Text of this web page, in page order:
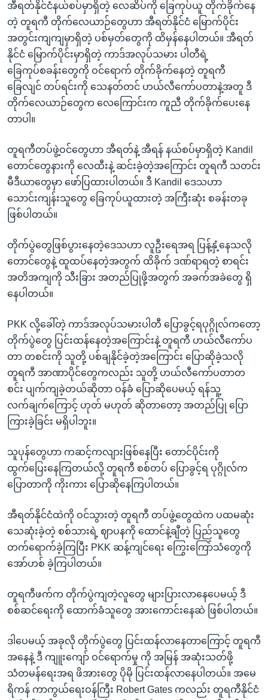
ရှာဖွေ
နေရာ
သို့
ကျော်
ဘာသာစကားများ
အီရတ်နိုင်ငံနယ်စပ်မှာရှိတဲ့ လေဆိပ်ကို ခြေကုပ်ယူ တိုက်ခိုက်နေ
တဲ့ တူရကီ တိုက်လေယာဉ်တွေဟာ အီရတ်နိုင်ငံ မြောက်ပိုင်း
အတွင်းကျကျမှာရှိတဲ့ ပစ်မှတ်တွေကို ထိမှန်နေပါတယ်။ အီရတ်
နိုင်ငံ မြောက်ပိုင်းမှာရှိတဲ့ ကာဒ်အလုပ်သမား ပါတီရဲ့
ခြေကုပ်စခန်းတွေကို ဝင်ရောက် တိုက်ခိုက်နေတဲ့ တူရကီ
ခြေလျင် တပ်ရင်းကို သေနတ်တင် ဟယ်လီကော်ပတာနဲ့အတူ ဒီ
တိုက်လေယာဉ်တွေက လေကြောင်းက ကူညီ တိုက်ခိုက်ပေးနေ
တာပါ။
တူရကီတပ်ဖွဲ့ဝင်တွေဟာ အီရတ်နဲ့ အီရန် နယ်စပ်မှာရှိတဲ့ Kandil
တောင်တွေနားကို လေထီးနဲ့ ဆင်းခဲ့တဲ့အကြောင်း တူရကီ သတင်း
မီဒီယာတွေမှာ ဖော်ပြထားပါတယ်။ ဒီ Kandil ဒေသဟာ
သောင်းကျန်းသူတွေ ခြေကုပ်ယူထားတဲ့ အကြီးဆုံး စခန်းတခု
ဖြစ်ပါတယ်။
တိုက်ပွဲတွေဖြစ်ပွားနေတဲ့ဒေသဟာ လူဦးရေအရ ပြန့်နှံ့နေသလို
တောင်တွေနဲ့ ထူထပ်နေတဲ့အတွက် ထိခိုက် ဒဏ်ရာရတဲ့ စာရင်း
အတိအကျကို သီးခြား အတည်ပြုဖို့အတွက် အခက်အခဲတွေ ရှိ
နေပါတယ်။
PKK လို့ခေါ်တဲ့ ကာဒ်အလုပ်သမားပါတီ ပြောခွင့်ရပုဂ္ဂိုလ်ကတော့
တိုက်ပွဲတွေ ပြင်းထန်နေတဲ့အကြောင်းနဲ့ တူရကီ ဟယ်လီကော်ပ
တာ တစင်းကို သူတို့ ပစ်ချနိုင်ခဲ့တဲ့အကြောင်း ပြောဆိုခဲ့သလို
တူရကီ အာဏာပိုင်တွေကလည်း သူတို့ ဟယ်လီကော်ပတာတ
စင်း ပျက်ကျခဲ့တယ်ဆိုတာ ဝန်ခံ ပြောဆိုပေမယ့် ရန်သူ့
လက်ချက်ကြောင့် ဟုတ် မဟုတ် ဆိုတာတော့ အတည်ပြု ပြော
ကြားခဲ့ခြင်း မရှိပါဘူး။
သူပုန်တွေဟာ ကဆင့်ကလျားဖြစ်နေပြီး တောင်ပိုင်းကို
ထွက်ပြေးနေကြတယ်လို့ တူရကီ စစ်တပ် ပြောခွင့်ရ ပုဂ္ဂိုလ်က
ပြောတာကို ကိုးကား ပြောဆိုနေကြပါတယ်။
အီရတ်နိုင်ငံထဲကို ဝင်သွားတဲ့ တူရကီ တပ်ဖွဲ့တွေထဲက ပထမဆုံး
သေဆုံးခဲ့တဲ့ စစ်သားရဲ့ ဈာပနကို ထောင်နဲ့ချီတဲ့ ပြည်သူတွေ
တက်ရောက်ခဲ့ကြပြီး PKK ဆန့်ကျင်ရေး ကြွေးကြော်သံတွေကို
အော်ဟစ် ခဲ့ကြပါတယ်။
တူရကီဖက်က တိုက်ပွဲကျတဲ့လူတွေ များပြားလာနေပေမယ့် ဒီ
စစ်ဆင်ရေးကို ထောက်ခံသူတွေ အားကောင်းနေဆဲ ဖြစ်ပါတယ်။
ဒါပေမယ့် အခုလို တိုက်ပွဲတွေ ပြင်းထန်လာနေတာကြောင့် တူရကီ
အနေနဲ့ ဒီ ကျူးကျော် ဝင်ရောက်မှု ကို အမြန် အဆုံးသတ်ဖို့
သံတမန်ရေးအရ ဖိအားတွေ ပိုမို ပြင်းထန်လာနေပါတယ်။ အမေ
ရိကန် ကာကွယ်ရေးဝန်ကြီး Robert Gates ကလည်း တူရကီနိုင်ငံ